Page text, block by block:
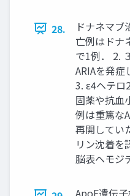
28.
ドナネマブ
亡例はドナ
で1例． 2.
ARIAを発症
3. ε4ヘテ
固薬や抗血
例は重篤な
再開してい
リン沈着を
脳表ヘモジ
ApoE遺伝